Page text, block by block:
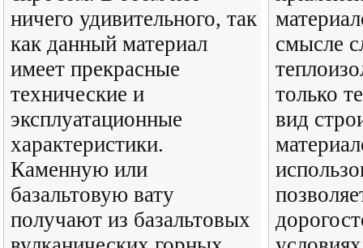
ничего удивительного, так
как данный материал
имеет прекрасные
технические и
эксплуатационные
характеристики.
Каменную или
базальтовую вату
получают из базальтовых
смысле
только
вид